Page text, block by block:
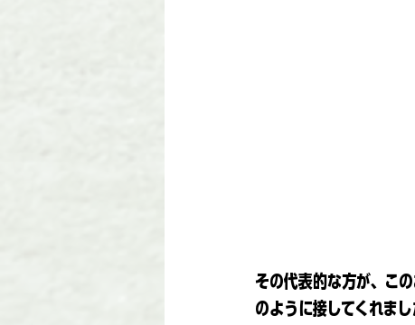
その代表的な方が、こ
のように接してくれま